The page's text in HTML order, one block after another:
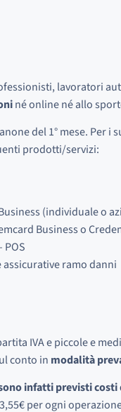
lavoratori
né online né allo
del 1° mese. Per i
prodotti/servizi:
(individuale o
Business o
POS
ramo danni
IVA e piccole e
conto in modalità
infatti previsti
per ogni